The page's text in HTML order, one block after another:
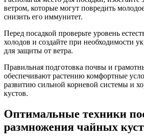
ветром, которые могут повредить
снизить его иммунитет.
Перед посадкой проверьте уровень
холодов и создайте при необходимости
для защиты от ветра.
Правильная подготовка почвы и
обеспечивают растению комфортные
развитию сильной корневой системы и
кустов.
Оптимальные техники
размножения чайных